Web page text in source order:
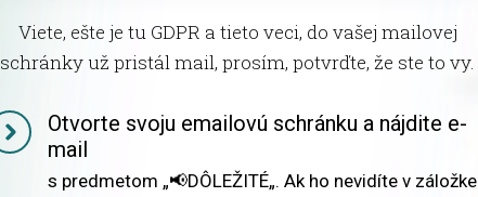
Viete, ešte je tu GDPR a tieto veci, do vašej mailovej
schránky už pristál mail, prosím, potvrďte, že ste to vy.
Otvorte svoju emailovú schránku a nájdite e-
mail
s predmetom „📢DÔLEŽITÉ„. Ak ho nevidíte v záložke